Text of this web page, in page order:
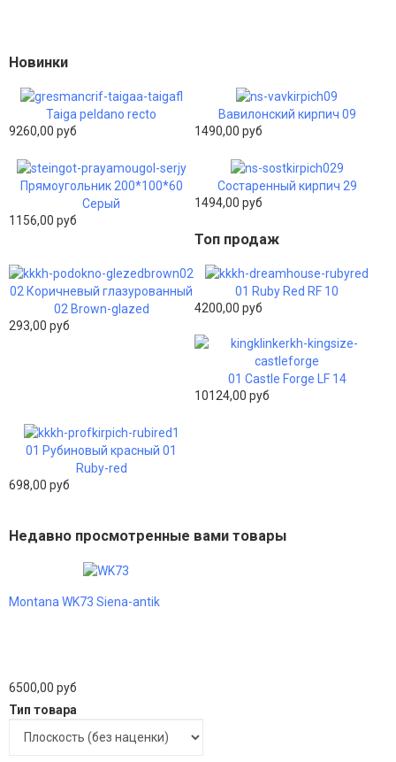
Новинки
Taiga peldano recto
9260,00 руб
Вавилонский кирпич 09
1490,00 руб
Прямоугольник 200*100*60
Серый
1156,00 руб
Состаренный кирпич 29
1494,00 руб
Топ продаж
02 Коричневый глазурованный
02 Brown-glazed
293,00 руб
01 Ruby Red RF 10
4200,00 руб
01 Castle Forge LF 14
10124,00 руб
01 Рубиновый красный 01
Ruby-red
698,00 руб
Недавно просмотренные вами товары
Montana WK73 Siena-antik
6500,00 руб
Тип товара